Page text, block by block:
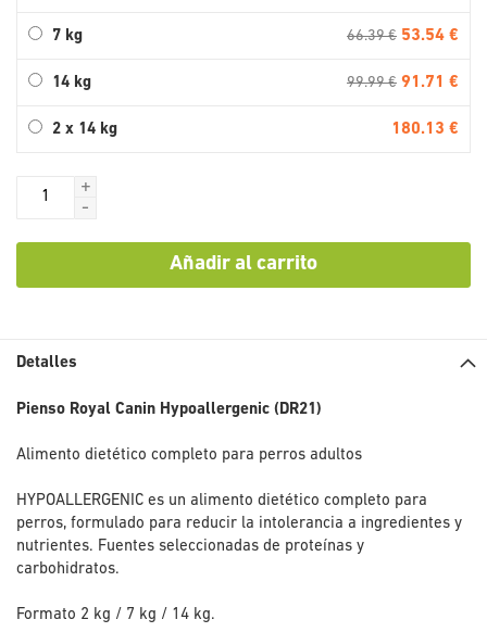
7 kg 66.39 € 53.54 €
14 kg 99.99 € 91.71 €
2 x 14 kg 180.13 €
+
-
Añadir al carrito
Detalles
Pienso Royal Canin Hypoallergenic (DR21)
Alimento dietético completo para perros adultos
HYPOALLERGENIC es un alimento dietético completo para
perros, formulado para reducir la intolerancia a ingredientes y
nutrientes. Fuentes seleccionadas de proteínas y
carbohidratos.
Formato 2 kg / 7 kg / 14 kg.